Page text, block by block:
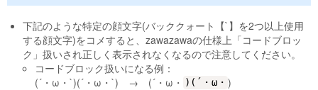
下記のような特定の顔文字(バッククォート【`】を2つ以上使用
する顔文字)をコメすると、zawazawaの仕様上「コードブロッ
ク」扱いされ正しく表示されなくなるので注意してください。
コードブロック扱いになる例：
(´・ω・`)(´・ω・`) → (´・ω・ )(´・ω・ )